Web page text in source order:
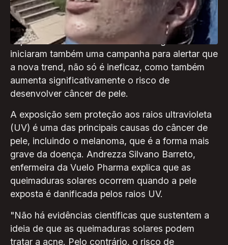
alegando, falsamente, que a exposição direta ao
sol pode ajudar a "curar" a acne.
Especialistas em saúde e dermatologistas
iniciaram também uma campanha para alertar que
a nova trend, não só é ineficaz, como também
aumenta significativamente o risco de
desenvolver câncer de pele.
A exposição sem proteção aos raios ultravioleta
(UV) é uma das principais causas do câncer de
pele, incluindo o melanoma, que é a forma mais
grave da doença. Andrezza Silvano Barreto,
enfermeira da Vuelo Pharma explica que as
queimaduras solares ocorrem quando a pele
exposta é danificada pelos raios UV.
"Não há evidências científicas que sustentem a
ideia de que as queimaduras solares podem
tratar a acne. Pelo contrário, o risco de